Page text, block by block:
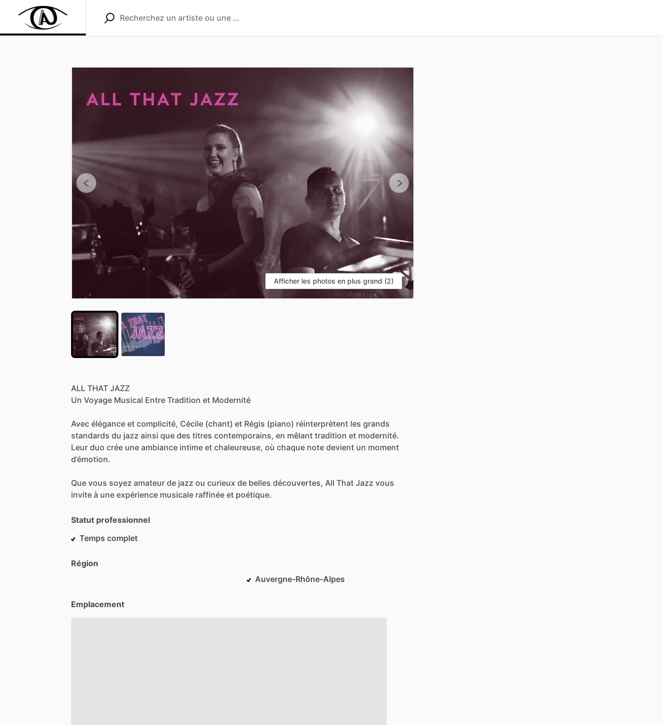
Afficher les photos en plus grand (2)
ALL THAT JAZZ
Un Voyage Musical Entre Tradition et Modernité
Avec élégance et complicité, Cécile (chant) et Régis (piano) réinterprètent les grands
standards du jazz ainsi que des titres contemporains, en mêlant tradition et modernité.
Leur duo crée une ambiance intime et chaleureuse, où chaque note devient un moment
d’émotion.
Que vous soyez amateur de jazz ou curieux de belles découvertes, All That Jazz vous
invite à une expérience musicale raffinée et poétique.
Statut professionnel
Temps complet
Région
Auvergne-Rhône-Alpes
Emplacement